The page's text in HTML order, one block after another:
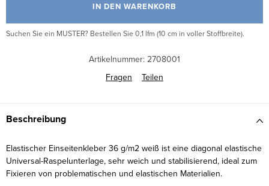
IN DEN WARENKORB
Suchen Sie ein MUSTER? Bestellen Sie 0,1 lfm (10 cm in voller Stoffbreite).
Artikelnummer: 2708001
Fragen
Teilen
Beschreibung
Elastischer Einseitenkleber 36 g/m2 weiß ist eine diagonal elastische
Universal-Raspelunterlage, sehr weich und stabilisierend, ideal zum
Fixieren von problematischen und elastischen Materialien.